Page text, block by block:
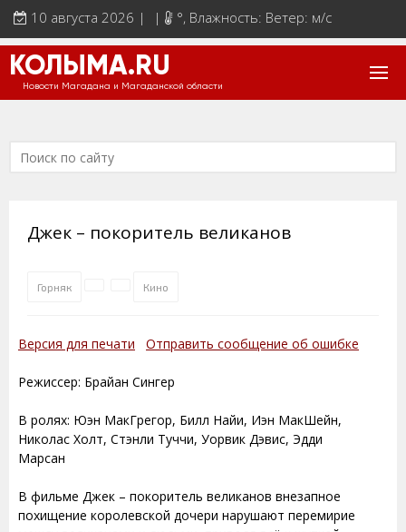
10 августа 2026 | | °, Влажность: Ветер: м/с
КОЛЫМА.RU
Новости Магадана и Магаданской области
Джек – покоритель великанов
Горняк Кино
Версия для печати Отправить сообщение об ошибке
Режиссер: Брайан Сингер
В ролях: Юэн МакГрегор, Билл Найи, Иэн МакШейн,
Николас Холт, Стэнли Туччи, Уорвик Дэвис, Эдди
Марсан
В фильме Джек – покоритель великанов внезапное
похищение королевской дочери нарушают перемирие